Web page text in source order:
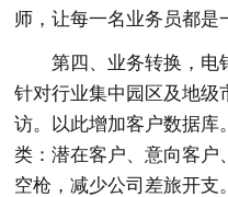
师，让每一名业务员都是
第四、业务转换，电
针对行业集中园区及地级
访。以此增加客户数据库
类：潜在客户、意向客户
空枪，减少公司差旅开支